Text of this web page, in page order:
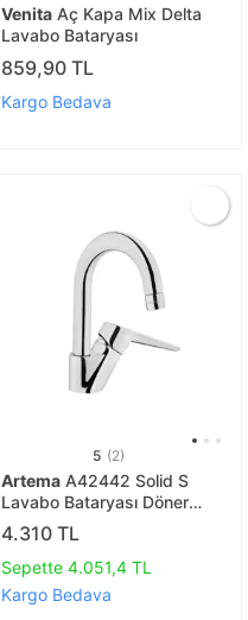
Venita Aç Kapa Mix Delta
Lavabo Bataryası
859,90 TL
Kargo Bedava
5 (2)
Artema A42442 Solid S
Lavabo Bataryası Döner
Borulu
4.310 TL
Sepette 4.051,4 TL
Kargo Bedava